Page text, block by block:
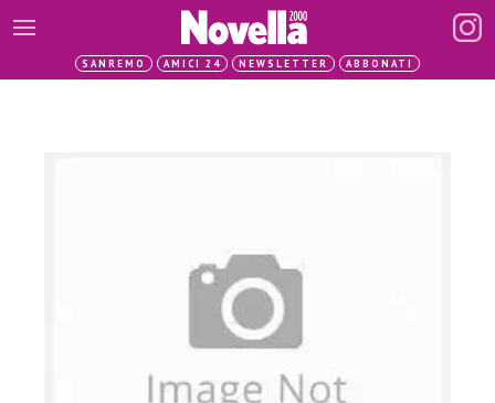
SANREMO AMICI 24 NEWSLETTER ABBONATI